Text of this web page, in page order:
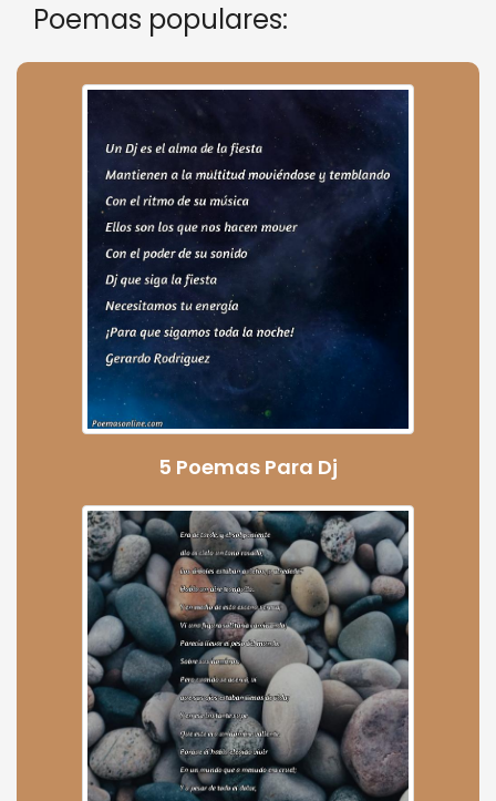
Poemas populares:
5 Poemas Para Dj